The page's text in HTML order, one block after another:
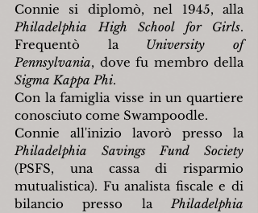
Connie si diplomò, nel 1945, alla
Philadelphia High School for Girls.
Frequentò la University of
Pennsylvania
, dove fu membro della
Sigma Kappa Phi.
Con la famiglia visse in un quartiere
conosciuto come Swampoodle.
Connie all'inizio lavorò presso la
Philadelphia Savings Fund Society
(PSFS, una cassa di risparmio
mutualistica). Fu analista fiscale e di
bilancio presso la Philadelphia